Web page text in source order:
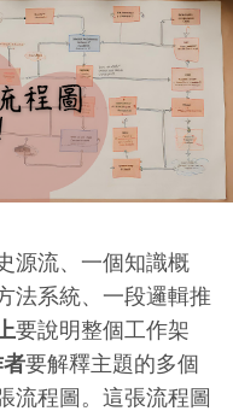
源流、一個知識概
法系統、一段邏輯推
要說明整個工作架
要解釋主題的多個
流程圖。這張流程圖